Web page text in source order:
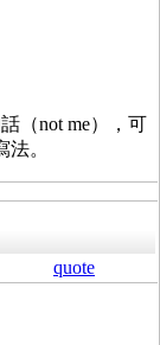
（not me），可
。
quote